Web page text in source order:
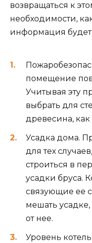
возвращаться к
необходимости,
информация будет
помещение
Учитывая эту
выбрать для
древесина, как
Усадка дома.
для тех
строиться в
усадки бруса.
связующие ее
мешать
от нее.
Уровень